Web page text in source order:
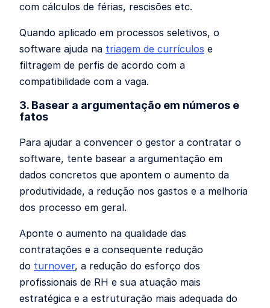
com cálculos de férias, rescisões etc.
Quando aplicado em processos seletivos, o
software ajuda na triagem de currículos e
filtragem de perfis de acordo com a
compatibilidade com a vaga.
3. Basear a argumentação em números e
fatos
Para ajudar a convencer o gestor a contratar o
software, tente basear a argumentação em
dados concretos que apontem o aumento da
produtividade, a redução nos gastos e a melhoria
dos processo em geral.
Aponte o aumento na qualidade das
contratações e a consequente redução
do turnover, a redução do esforço dos
profissionais de RH e sua atuação mais
estratégica e a estruturação mais adequada do